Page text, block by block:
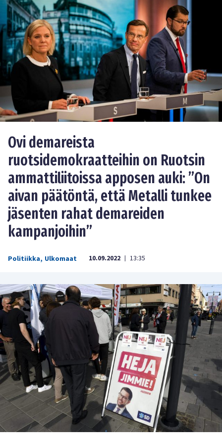
Ovi demareista
ruotsidemokraatteihin on Ruotsin
ammattiliitoissa apposen auki: ”On
aivan päätöntä, että Metalli tunkee
jäsenten rahat demareiden
kampanjoihin”
Politiikka, Ulkomaat 10.09.2022 | 13:35